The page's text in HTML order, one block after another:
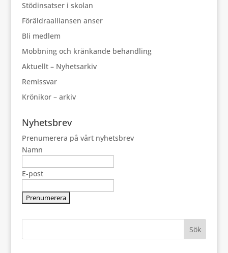
Stödinsatser i skolan
Föräldraalliansen anser
Bli medlem
Mobbning och kränkande behandling
Aktuellt – Nyhetsarkiv
Remissvar
Krönikor – arkiv
Nyhetsbrev
Prenumerera på vårt nyhetsbrev
Namn
E-post